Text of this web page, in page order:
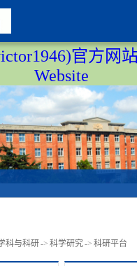
官方网
Website
科与科研-> 科学研究-> 科研平台